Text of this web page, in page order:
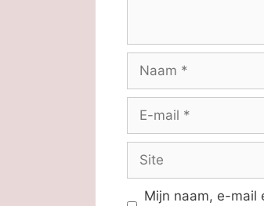
Naam
Site
Mijn naam, e-mail